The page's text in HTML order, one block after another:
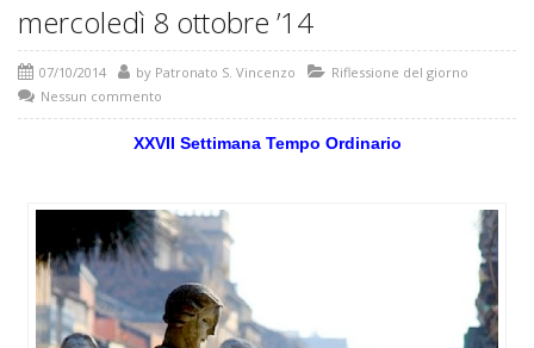
mercoledì 8 ottobre ’14
07/10/2014 by Patronato S. Vincenzo
Riflessione del giorno
Nessun commento
XXVII Settimana Tempo Ordinario